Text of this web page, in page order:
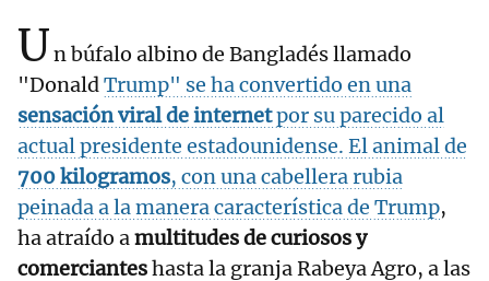
Un búfalo albino de Bangladés llamado
"DonaldTrump" se ha convertido en una
sensación viral de internetpor su parecido al
actual presidente estadounidense. El animal de
700 kilogramos, con una cabellera rubia
peinada a la manera característica de Trump,
ha atraído amultitudes de curiosos y
comercianteshasta la granja Rabeya Agro, a las